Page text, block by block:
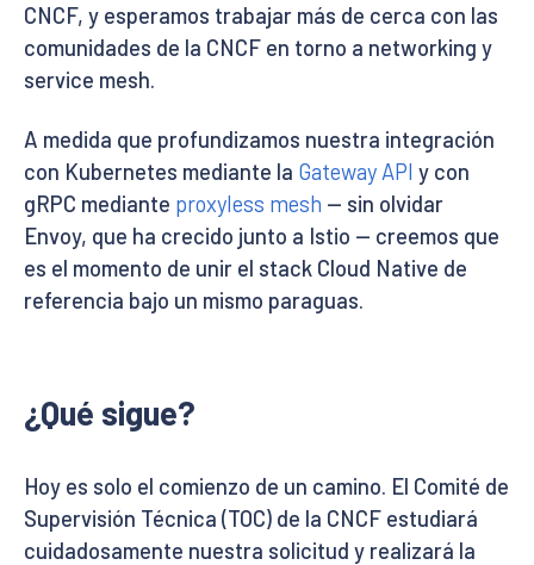
CNCF, y esperamos trabajar más de cerca con las
comunidades de la CNCF en torno a networking y
service mesh.
A medida que profundizamos nuestra integración
con Kubernetes mediante la Gateway API y con
gRPC mediante proxyless mesh — sin olvidar
Envoy, que ha crecido junto a Istio — creemos que
es el momento de unir el stack Cloud Native de
referencia bajo un mismo paraguas.
¿Qué sigue?
Hoy es solo el comienzo de un camino. El Comité de
Supervisión Técnica (TOC) de la CNCF estudiará
cuidadosamente nuestra solicitud y realizará la